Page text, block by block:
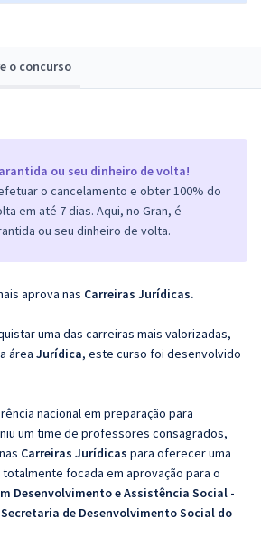
o concurso
ou seu dinheiro de volta!
o cancelamento e obter 100% do
em até 7 dias. Aqui, no Gran, é
ou seu dinheiro de volta.
aprova nas Carreiras Jurídicas.
uma das carreiras mais valorizadas,
área Jurídica, este curso foi desenvolvido
nacional em preparação para
um time de professores consagrados,
Carreiras Jurídicas para oferecer uma
focada em aprovação para o
Desenvolvimento e Assistência Social -
Secretaria de Desenvolvimento Social do